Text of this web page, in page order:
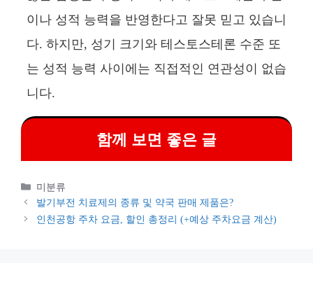
이나 성적 능력을 반영한다고 잘못 믿고 있습니
다. 하지만, 성기 크기와 테스토스테론 수준 또
는 성적 능력 사이에는 직접적인 연관성이 없습
니다.
함께 보면 좋은 글
카
테
고
미분류
발기부전 치료제의 종류 및 약국 판매 제품은?
인천공항 주차 요금, 할인 총정리 (+예상 주차요금 계산)